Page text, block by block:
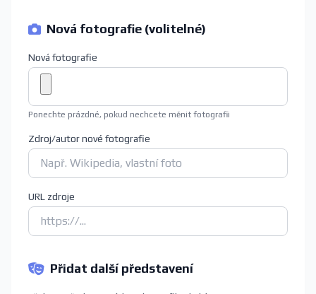
Nová fotografie (volitelné)
Nová fotografie
Ponechte prázdné, pokud nechcete měnit fotografii
Zdroj/autor nové fotografie
URL zdroje
Přidat další představení